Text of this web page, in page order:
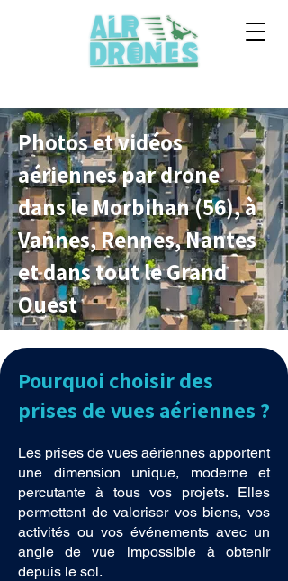
Photos et vidéos
aériennes par drone
dans le Morbihan (56), à
Vannes, Rennes, Nantes
et dans tout le Grand
Ouest
Pourquoi choisir des
prises de vues aériennes ?
Les prises de vues aériennes apportent
une dimension unique, moderne et
percutante à tous vos projets. Elles
permettent de valoriser vos biens, vos
activités ou vos événements avec un
angle de vue impossible à obtenir
depuis le sol.